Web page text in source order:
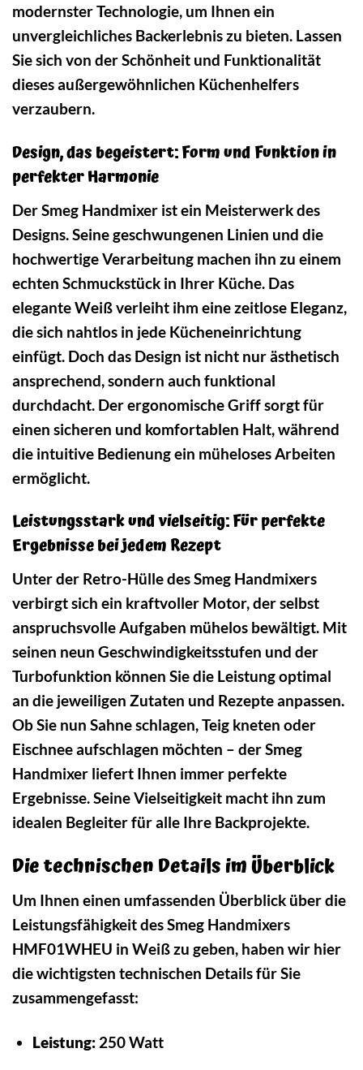
modernster Technologie, um Ihnen ein
unvergleichliches Backerlebnis zu bieten. Lassen
Sie sich von der Schönheit und Funktionalität
dieses außergewöhnlichen Küchenhelfers
verzaubern.
Design, das begeistert: Form und Funktion in
perfekter Harmonie
Der Smeg Handmixer ist ein Meisterwerk des
Designs. Seine geschwungenen Linien und die
hochwertige Verarbeitung machen ihn zu einem
echten Schmuckstück in Ihrer Küche. Das
elegante Weiß verleiht ihm eine zeitlose Eleganz,
die sich nahtlos in jede Kücheneinrichtung
einfügt. Doch das Design ist nicht nur ästhetisch
ansprechend, sondern auch funktional
durchdacht. Der ergonomische Griff sorgt für
einen sicheren und komfortablen Halt, während
die intuitive Bedienung ein müheloses Arbeiten
ermöglicht.
Leistungsstark und vielseitig: Für perfekte
Ergebnisse bei jedem Rezept
Unter der Retro-Hülle des Smeg Handmixers
verbirgt sich ein kraftvoller Motor, der selbst
anspruchsvolle Aufgaben mühelos bewältigt. Mit
seinen neun Geschwindigkeitsstufen und der
Turbofunktion können Sie die Leistung optimal
an die jeweiligen Zutaten und Rezepte anpassen.
Ob Sie nun Sahne schlagen, Teig kneten oder
Eischnee aufschlagen möchten – der Smeg
Handmixer liefert Ihnen immer perfekte
Ergebnisse. Seine Vielseitigkeit macht ihn zum
idealen Begleiter für alle Ihre Backprojekte.
Die technischen Details im Überblick
Um Ihnen einen umfassenden Überblick über die
Leistungsfähigkeit des Smeg Handmixers
HMF01WHEU in Weiß zu geben, haben wir hier
die wichtigsten technischen Details für Sie
zusammengefasst:
Leistung:250 Watt